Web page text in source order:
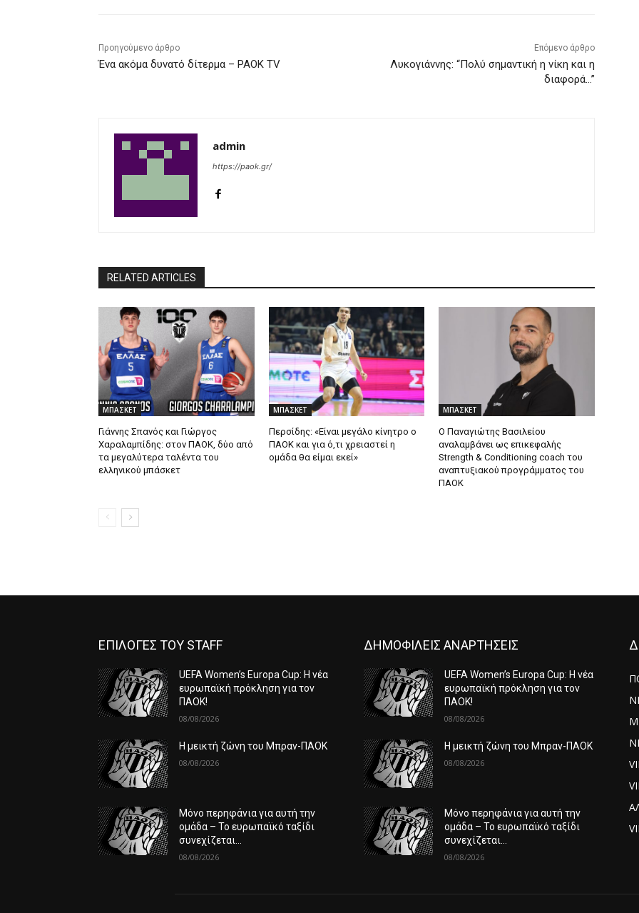
Προηγούμενο άρθρο
Ένα ακόμα δυνατό δίτερμα – PAOK TV
Επόμενο άρθρο
Λυκογιάννης: “Πολύ σημαντική η νίκη και η
διαφορά…”
admin
https://paok.gr/
RELATED ARTICLES
ΜΠΑΣΚΕΤ
Γιάννης Σπανός και Γιώργος
Χαραλαμπίδης: στον ΠΑΟΚ, δύο από
τα μεγαλύτερα ταλέντα του
ελληνικού μπάσκετ
ΜΠΑΣΚΕΤ
Περσίδης: «Είναι μεγάλο κίνητρο ο
ΠΑΟΚ και για ό,τι χρειαστεί η
ομάδα θα είμαι εκεί»
ΜΠΑΣΚΕΤ
Ο Παναγιώτης Βασιλείου
αναλαμβάνει ως επικεφαλής
Strength & Conditioning coach του
αναπτυξιακού προγράμματος του
ΠΑΟΚ
ΕΠΙΛΟΓΕΣ ΤΟΥ STAFF
UEFA Women’s Europa Cup: Η νέα
ευρωπαϊκή πρόκληση για τον
ΠΑΟΚ!
08/08/2026
Η μεικτή ζώνη του Μπραν-ΠΑΟΚ
08/08/2026
Μόνο περηφάνια για αυτή την
ομάδα – Το ευρωπαϊκό ταξίδι
συνεχίζεται…
08/08/2026
ΔΗΜΟΦΙΛΕΙΣ ΑΝΑΡΤΗΣΕΙΣ
UEFA Women’s Europa Cup: Η νέα
ευρωπαϊκή πρόκληση για τον
ΠΑΟΚ!
08/08/2026
Η μεικτή ζώνη του Μπραν-ΠΑΟΚ
08/08/2026
Μόνο περηφάνια για αυτή την
ομάδα – Το ευρωπαϊκό ταξίδι
συνεχίζεται…
08/08/2026